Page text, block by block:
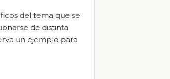
del tema que se
de distinta
un ejemplo para